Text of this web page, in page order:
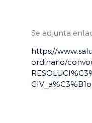
Se adjunta
https://
ordinario/